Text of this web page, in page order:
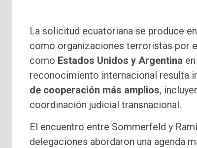
La solicitud ecuatoriana se produce
como organizaciones terroristas por
como Estados Unidos y Argentina
reconocimiento internacional resulta
de cooperación más amplios,
coordinación judicial transnacional.
El encuentro entre Sommerfeld y
delegaciones abordaron una agenda